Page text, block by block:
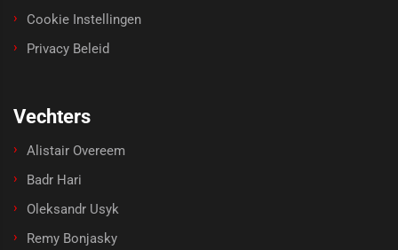
Cookie Instellingen
Privacy Beleid
Vechters
Alistair Overeem
Badr Hari
Oleksandr Usyk
Remy Bonjasky